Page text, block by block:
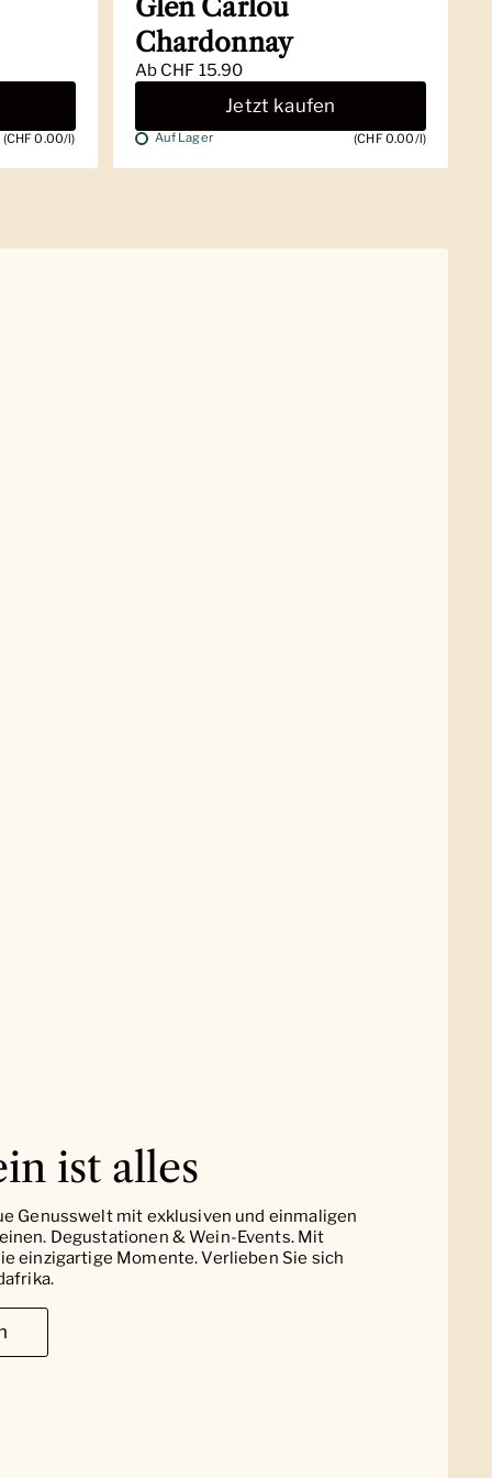
(CHF 0.00/l)
Glen Carlou
Chardonnay
Ab CHF 15.90
Jetzt kaufen
Auf Lager (CHF 0.00/l)
ist alles
Genusswelt mit exklusiven und einmaligen
Degustationen & Wein-Events. Mit
einzigartige Momente. Verlieben Sie sich